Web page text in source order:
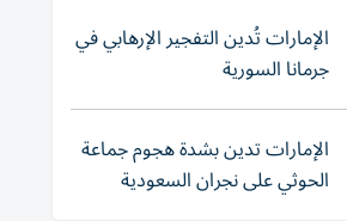
الإمارات تُدين التفجير الإرهابي في
جرمانا السورية
الإمارات تدين بشدة هجوم جماعة
الحوثي على نجران السعودية